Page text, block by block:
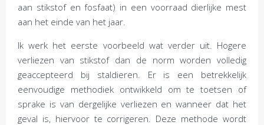
aan stikstof en fosfaat) in een voorraad dierlijke mest
aan het einde van het jaar.
Ik werk het eerste voorbeeld wat verder uit. Hogere
verliezen van stikstof dan de norm worden volledig
geaccepteerd bij staldieren. Er is een betrekkelijk
eenvoudige methodiek ontwikkeld om te toetsen of
sprake is van dergelijke verliezen en wanneer dat het
geval is, hiervoor te corrigeren. Deze methode wordt